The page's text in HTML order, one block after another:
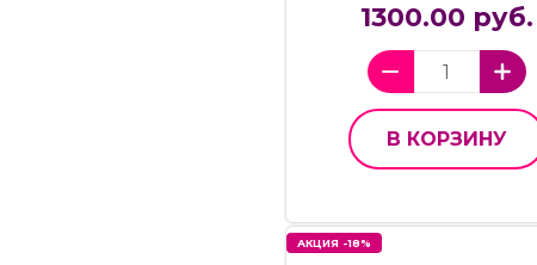
1300.00 руб.
В КОРЗИНУ
АКЦИЯ -18%